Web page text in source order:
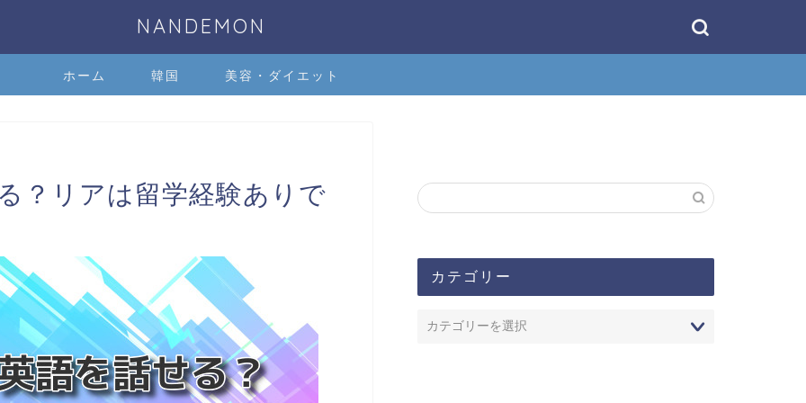
NANDEMON
ホーム 韓国 美容・ダイエット
？リアは留学経験ありで
カテゴリー